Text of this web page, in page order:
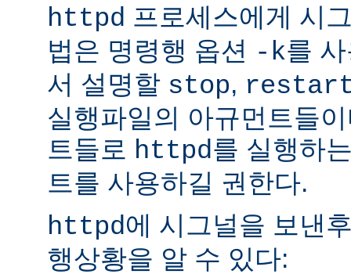
httpd 프로세스에게 시
법은 명령행 옵션 -k를
서 설명할 stop,
실행파일의 아규먼트들
트들로 httpd를 실행하
트를 사용하길 권한다.
httpd에 시그널을 보낸
행상황을 알 수 있다: